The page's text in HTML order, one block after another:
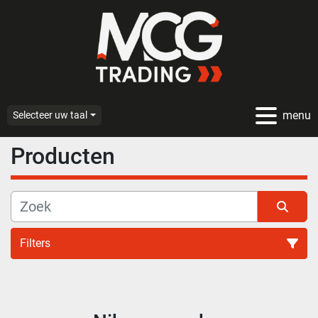
menu
Selecteer uw taal
Producten
Filters